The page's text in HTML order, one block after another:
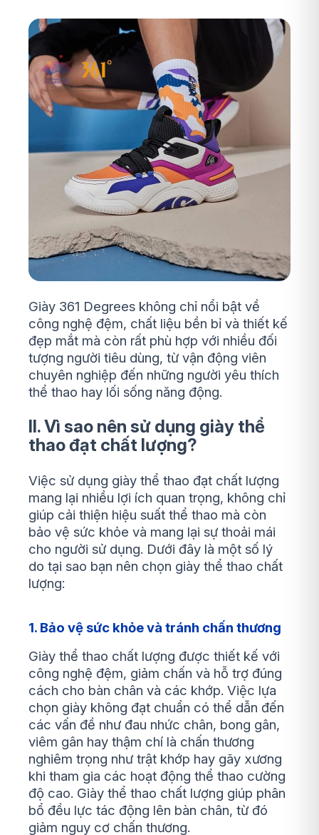
Giày 361 Degrees không chỉ nổi bật về
công nghệ đệm, chất liệu bền bỉ và thiết kế
đẹp mắt mà còn rất phù hợp với nhiều đối
tượng người tiêu dùng, từ vận động viên
chuyên nghiệp đến những người yêu thích
thể thao hay lối sống năng động.
II. Vì sao nên sử dụng giày thể
thao đạt chất lượng?
Việc sử dụng giày thể thao đạt chất lượng
mang lại nhiều lợi ích quan trọng, không chỉ
giúp cải thiện hiệu suất thể thao mà còn
bảo vệ sức khỏe và mang lại sự thoải mái
cho người sử dụng. Dưới đây là một số lý
do tại sao bạn nên chọn giày thể thao chất
lượng:
1. Bảo vệ sức khỏe và tránh chấn thương
Giày thể thao chất lượng được thiết kế với
công nghệ đệm, giảm chấn và hỗ trợ đúng
cách cho bàn chân và các khớp. Việc lựa
chọn giày không đạt chuẩn có thể dẫn đến
các vấn đề như đau nhức chân, bong gân,
viêm gân hay thậm chí là chấn thương
nghiêm trọng như trật khớp hay gãy xương
khi tham gia các hoạt động thể thao cường
độ cao. Giày thể thao chất lượng giúp phân
bổ đều lực tác động lên bàn chân, từ đó
giảm nguy cơ chấn thương.